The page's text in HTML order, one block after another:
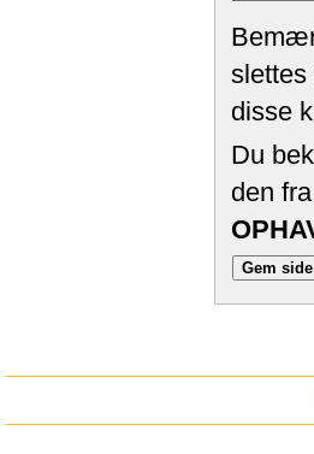
slettes
disse
Du
den